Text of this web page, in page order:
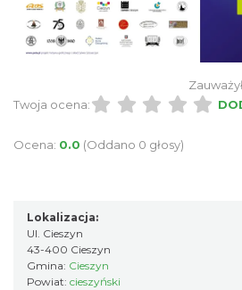
INTERPRETACJE
Twoja ocena:
Ocena: 0.0 (Oddano 0 głosy)
Lokalizacja:
Ul. Cieszyn
43-400 Cieszyn
Gmina: Cieszyn
Powiat: cieszyński